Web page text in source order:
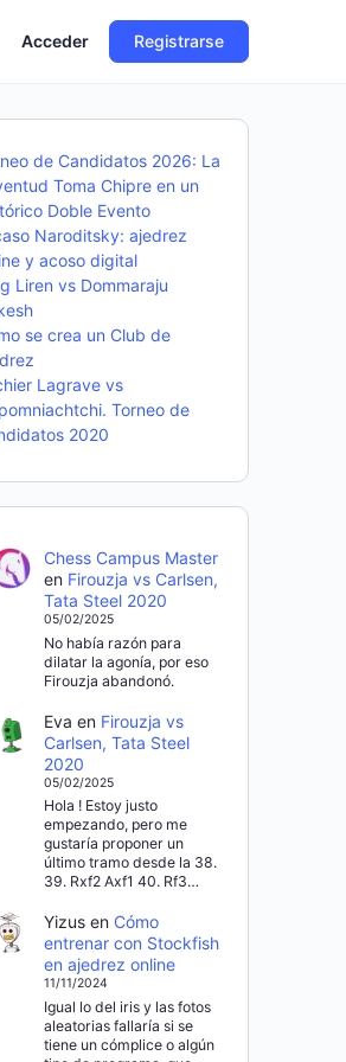
Acceder Registrarse
de Candidatos 2026: La
Toma Chipre en un
Doble Evento
Naroditsky: ajedrez
y acoso digital
Liren vs Dommaraju
se crea un Club de
Lagrave vs
Torneo de
2020
Chess Campus Master
en Firouzja vs Carlsen,
Tata Steel 2020
05/02/2025
No había razón para
dilatar la agonía, por eso
Firouzja abandonó.
Eva en Firouzja vs
Carlsen, Tata Steel
2020
05/02/2025
Hola ! Estoy justo
empezando, pero me
gustaría proponer un
último tramo desde la 38.
39. Rxf2 Axf1 40. Rf3…
Yizusen Cómo
entrenar con Stockfish
en ajedrez online
11/11/2024
Igual lo del iris y las fotos
aleatorias fallaría si se
tiene un cómplice o algún